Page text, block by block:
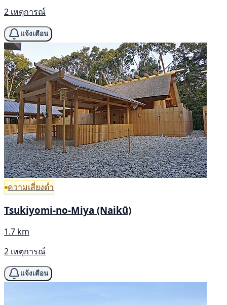
2 เหตุการณ์
แจ้งเตือน
ความเสี่ยงต่ำ
Tsukiyomi-no-Miya (Naikū)
1.7 km
2 เหตุการณ์
แจ้งเตือน